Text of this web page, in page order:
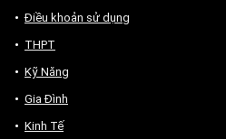
Điều khoản sử dụng
THPT
Kỹ Năng
Gia Đình
Kinh Tế